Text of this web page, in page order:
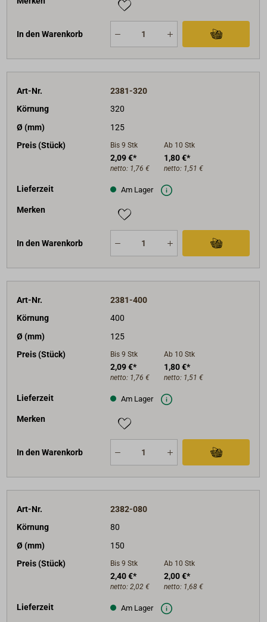
In den Warenkorb
Art-Nr.
2381-320
Körnung
320
Ø (mm)
125
Preis (Stück)
Bis 9 Stk
2,09 €*
netto: 1,76 €
Ab 10 Stk
1,80 €*
netto: 1,51 €
Lieferzeit Am Lager
Merken
In den Warenkorb
Art-Nr.
2381-400
Körnung
400
Ø (mm)
125
Preis (Stück)
Bis 9 Stk
2,09 €*
netto: 1,76 €
Ab 10 Stk
1,80 €*
netto: 1,51 €
Lieferzeit Am Lager
Merken
In den Warenkorb
Art-Nr.
2382-080
Körnung
80
Ø (mm)
150
Preis (Stück)
Bis 9 Stk
2,40 €*
netto: 2,02 €
Ab 10 Stk
2,00 €*
netto: 1,68 €
Lieferzeit Am Lager